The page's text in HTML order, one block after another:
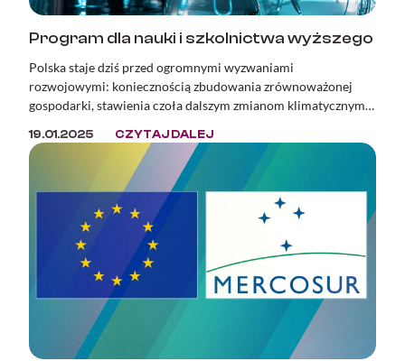
Program dla nauki i szkolnictwa wyższego
Polska staje dziś przed ogromnymi wyzwaniami
rozwojowymi: koniecznością zbudowania zrównoważonej
gospodarki, stawienia czoła dalszym zmianom klimatycznym i
wykorzystaniem potencjału i szans wynikających z rewolucji
19.01.2025 CZYTAJ DALEJ